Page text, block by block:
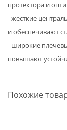
протектора и
- жесткие
и обеспечивают
- широкие
повышают
Похожие